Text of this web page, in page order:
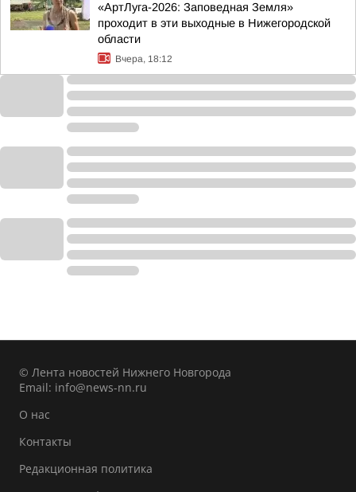
«АртЛуга-2026: Заповедная Земля»
проходит в эти выходные в Нижегородской
области
Вчера, 18:12
© Лента новостей Нижнего Новгорода
Email: info@news-nn.ru
О нас
Контакты
Редакционная политика